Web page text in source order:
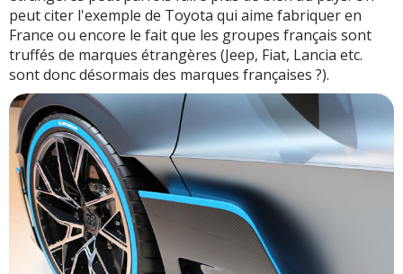
peut citer l'exemple de Toyota qui aime fabriquer en
France ou encore le fait que les groupes français sont
truffés de marques étrangères (Jeep, Fiat, Lancia etc.
sont donc désormais des marques françaises ?).